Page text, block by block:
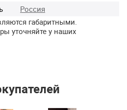
Россия
габаритными.
уточняйте у наших